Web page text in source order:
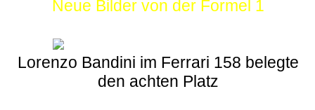
Neue Bilder von der Formel 1
Lorenzo Bandini im Ferrari 158 belegte
den achten Platz